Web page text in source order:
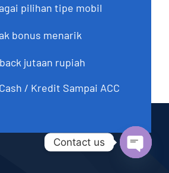
pilihan tipe mobil
bonus menarik
jutaan rupiah
/ Kredit Sampai ACC
Contact us